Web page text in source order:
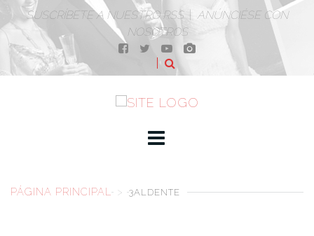
SUSCRÍBETE A NUESTRO RSS| ANÚNCIÉSE CON
NOSOTROS
PÁGINA PRINCIPAL > 3ALDENTE